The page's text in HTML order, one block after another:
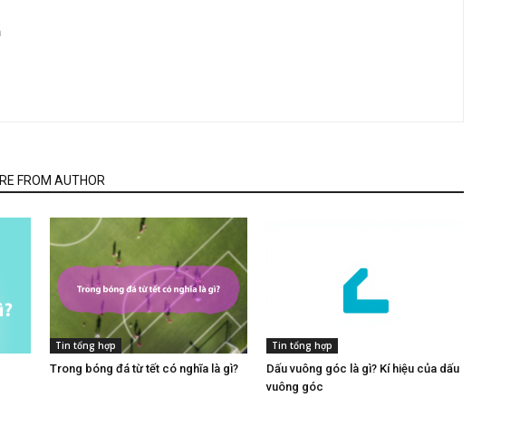
FROM AUTHOR
Tin tổng hợp
Trong bóng đá từ tết có nghĩa là gì​?
Tin tổng hợp
Dấu vuông góc​ là gì? Kí hiệu của dấu
vuông góc